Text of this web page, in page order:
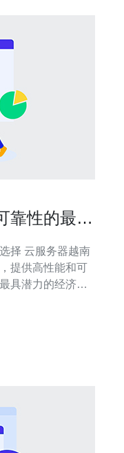
靠性的最佳
越南
提供高性能和可
具潜力的经济体
人用户的首选。